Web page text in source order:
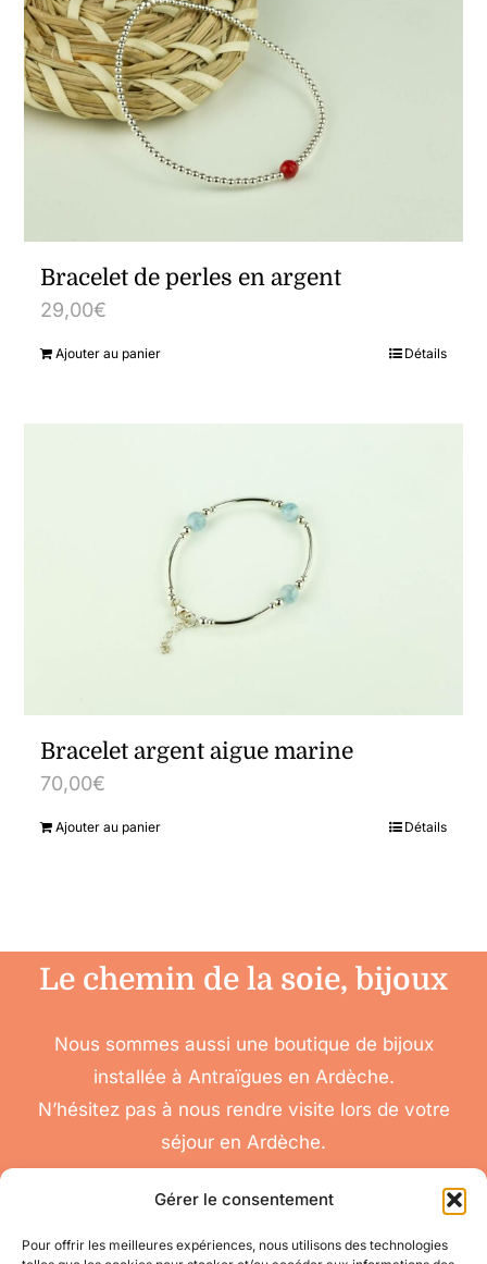
Gérer le consentement
Pour offrir les meilleures expériences, nous utilisons des technologies
Bracelet de perles en argent
29,00€
Ajouter au panier Détails
Bracelet argent aigue marine
70,00€
Ajouter au panier Détails
Le chemin de la soie, bijoux
Nous sommes aussi une boutique de bijoux
installée à Antraïgues en Ardèche.
N’hésitez pas à nous rendre visite lors de votre
séjour en Ardèche.